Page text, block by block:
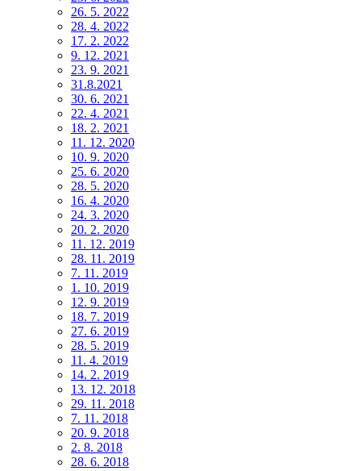
26. 5. 2022
28. 4. 2022
17. 2. 2022
9. 12. 2021
23. 9. 2021
31.8.2021
30. 6. 2021
22. 4. 2021
18. 2. 2021
11. 12. 2020
10. 9. 2020
25. 6. 2020
28. 5. 2020
16. 4. 2020
24. 3. 2020
20. 2. 2020
11. 12. 2019
28. 11. 2019
7. 11. 2019
1. 10. 2019
12. 9. 2019
18. 7. 2019
27. 6. 2019
28. 5. 2019
11. 4. 2019
14. 2. 2019
13. 12. 2018
29. 11. 2018
7. 11. 2018
20. 9. 2018
2. 8. 2018
28. 6. 2018